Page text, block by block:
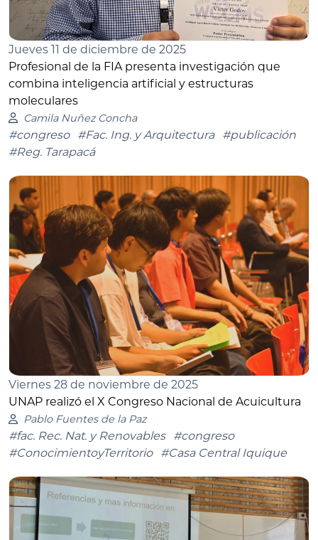
Jueves 11 de diciembre de 2025
Profesional de la FIA presenta investigación que
combina inteligencia artificial y estructuras
moleculares
Camila Nuñez Concha
#congreso #Fac. Ing. y Arquitectura
#publicación
#Reg. Tarapacá
Viernes 28 de noviembre de 2025
UNAP realizó el X Congreso Nacional de Acuicultura
Pablo Fuentes de la Paz
#fac. Rec. Nat. y Renovables
#congreso
#ConocimientoyTerritorio
#Casa Central Iquique